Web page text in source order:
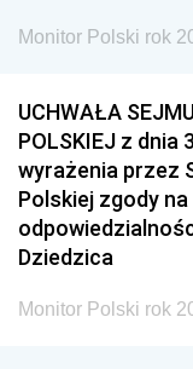
Monitor Polski rok
UCHWAŁA
POLSKIEJ z dnia
wyrażenia przez
Polskiej zgody
Dziedzica
Monitor Polski rok